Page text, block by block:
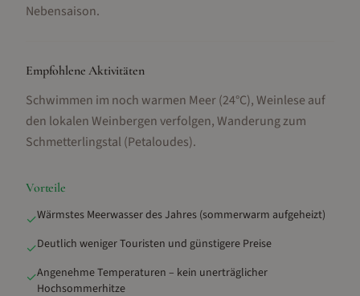
Nebensaison.
Empfohlene Aktivitäten
Schwimmen im noch warmen Meer (24°C), Weinlese auf
den lokalen Weinbergen verfolgen, Wanderung zum
Schmetterlingstal (Petaloudes).
Vorteile
✓Wärmstes Meerwasser des Jahres (sommerwarm aufgeheizt)
✓Deutlich weniger Touristen und günstigere Preise
✓Angenehme Temperaturen – kein unerträglicher
Hochsommerhitze